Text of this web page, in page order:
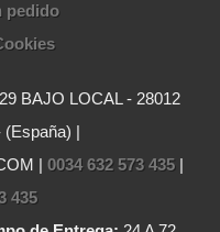
pedido
BAJO LOCAL - 28012
(España) |
| 0034 632 573 435|
435